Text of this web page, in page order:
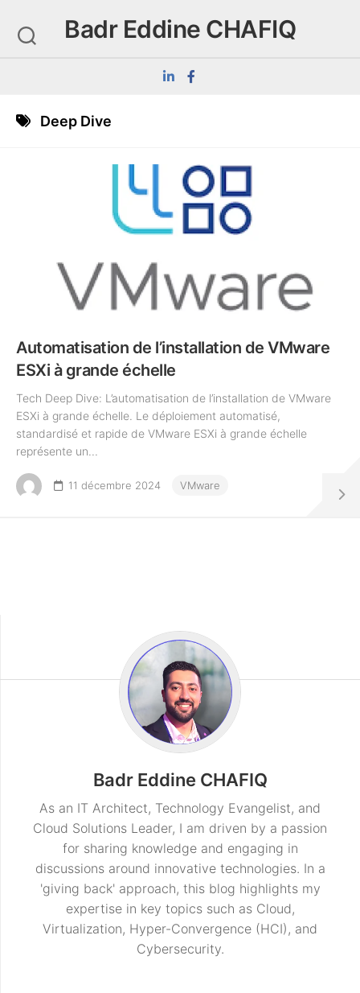
content
Badr Eddine CHAFIQ
Deep Dive
Automatisation de l’installation de VMware
ESXi à grande échelle
Tech Deep Dive: L’automatisation de l’installation de VMware
ESXi à grande échelle. Le déploiement automatisé,
standardisé et rapide de VMware ESXi à grande échelle
représente un...
11 décembre 2024 VMware
Badr Eddine CHAFIQ
As an IT Architect, Technology Evangelist, and
Cloud Solutions Leader, I am driven by a passion
for sharing knowledge and engaging in
discussions around innovative technologies. In a
'giving back' approach, this blog highlights my
expertise in key topics such as Cloud,
Virtualization, Hyper-Convergence (HCI), and
Cybersecurity.